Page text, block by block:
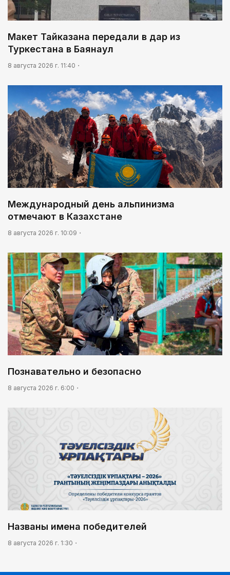
Человекоцентричность в действии
03:04
Мой Абай
Макет Тайказана передали в дар из
Туркестана в Баянаул
8 августа 2026 г. 11:40
Международный день альпинизма
отмечают в Казахстане
8 августа 2026 г. 10:09
Познавательно и безопасно
8 августа 2026 г. 6:00
Названы имена победителей
8 августа 2026 г. 1:30